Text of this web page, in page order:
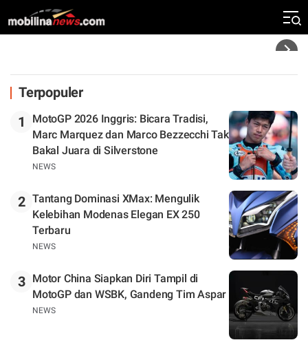
Silverstone. Seri Selanjutnya Belum Jelas
Terpopuler
1
MotoGP 2026 Inggris: Bicara Tradisi,
Marc Marquez dan Marco Bezzecchi Tak
Bakal Juara di Silverstone
NEWS
2 Tantang Dominasi XMax: Mengulik
Kelebihan Modenas Elegan EX 250
Terbaru
NEWS
3
Motor China Siapkan Diri Tampil di
MotoGP dan WSBK, Gandeng Tim Aspar
NEWS